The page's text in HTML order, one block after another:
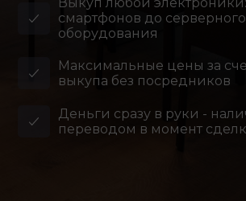
смартфонов до серверного
оборудования
Максимальные цены за
выкупа без посредников
Деньги сразу в руки -
переводом в момент